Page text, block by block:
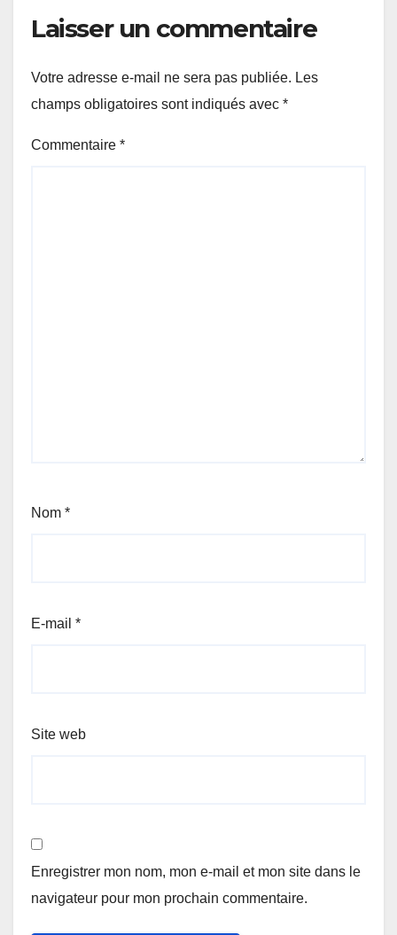
Laisser un commentaire
Votre adresse e-mail ne sera pas publiée. Les
champs obligatoires sont indiqués avec *
Commentaire *
Nom *
E-mail *
Site web
Enregistrer mon nom, mon e-mail et mon site dans le
navigateur pour mon prochain commentaire.